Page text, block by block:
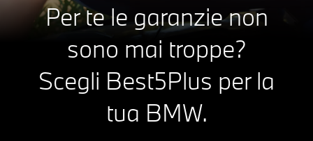
Per te le garanzie non
sono mai troppe?
Scegli Best5Plus per la
tua BMW.